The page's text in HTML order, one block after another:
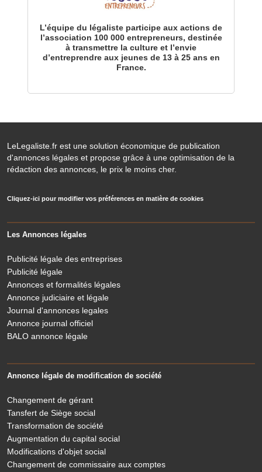
L’équipe du légaliste participe aux actions de
l’association 100 000 entrepreneurs, destinée
à transmettre la culture et l’envie
d’entreprendre aux jeunes de 13 à 25 ans en
France.
LeLegaliste.fr est une solution économique de publication
d'annonces légales et propose grâce à une optimisation de la
rédaction des annonces, le prix le moins cher.
Cliquez-ici pour modifier vos préférences en matière de cookies
Les Annonces légales
Publicité légale des entreprises
Publicité légale
Annonces et formalités légales
Annonce judiciaire et légale
Journal d'annonces legales
Annonce journal officiel
BALO annonce légale
Annonce légale de modification de société
Changement de gérant
Tansfert de Siège social
Transformation de société
Augmentation du capital social
Modifications d'objet social
Changement de commissaire aux comptes